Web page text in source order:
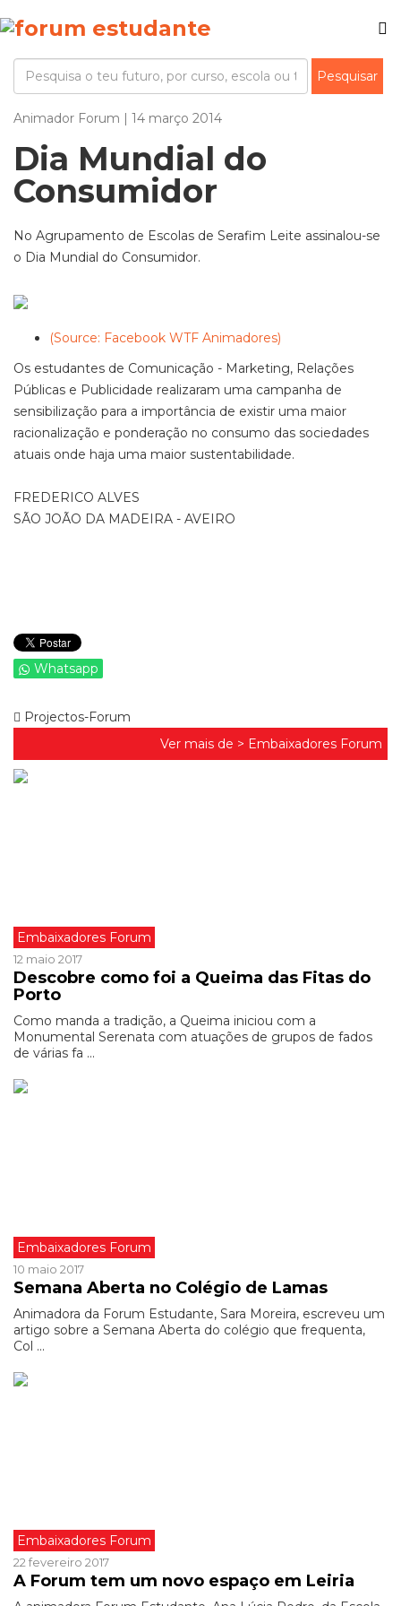
Animador Forum | 14 março 2014
Dia Mundial do
Consumidor
No Agrupamento de Escolas de Serafim Leite assinalou-se
o Dia Mundial do Consumidor.
(Source: Facebook WTF Animadores)
Os estudantes de Comunicação - Marketing, Relações
Públicas e Publicidade realizaram uma campanha de
sensibilização para a importância de existir uma maior
racionalização e ponderação no consumo das sociedades
atuais onde haja uma maior sustentabilidade.
FREDERICO ALVES
SÃO JOÃO DA MADEIRA - AVEIRO
Whatsapp
Projectos-Forum
Ver mais de > Embaixadores Forum
Embaixadores Forum
12 maio 2017
Descobre como foi a Queima das Fitas do
Porto
Como manda a tradição, a Queima iniciou com a
Monumental Serenata com atuações de grupos de fados
de várias fa ...
Embaixadores Forum
10 maio 2017
Semana Aberta no Colégio de Lamas
Animadora da Forum Estudante, Sara Moreira, escreveu um
artigo sobre a Semana Aberta do colégio que frequenta,
Col ...
Embaixadores Forum
22 fevereiro 2017
A Forum tem um novo espaço em Leiria